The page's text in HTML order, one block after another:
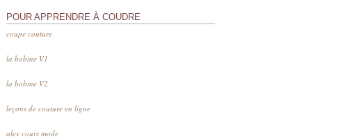
POUR APPRENDRE À COUDRE
coupe couture
la bobine V1
la bobine V2
leçons de couture en ligne
alex cours mode